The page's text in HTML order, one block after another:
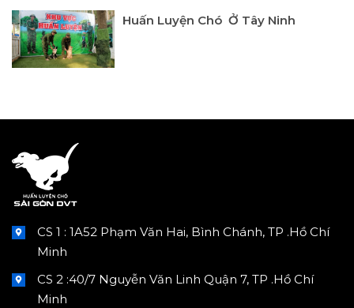
Huấn Luyện Chó Ở Tây Ninh
CS 1 : 1A52 Phạm Văn Hai, Bình Chánh, TP .Hồ Chí
Minh
CS 2 :40/7 Nguyễn Văn Linh Quận 7, TP .Hồ Chí
Minh